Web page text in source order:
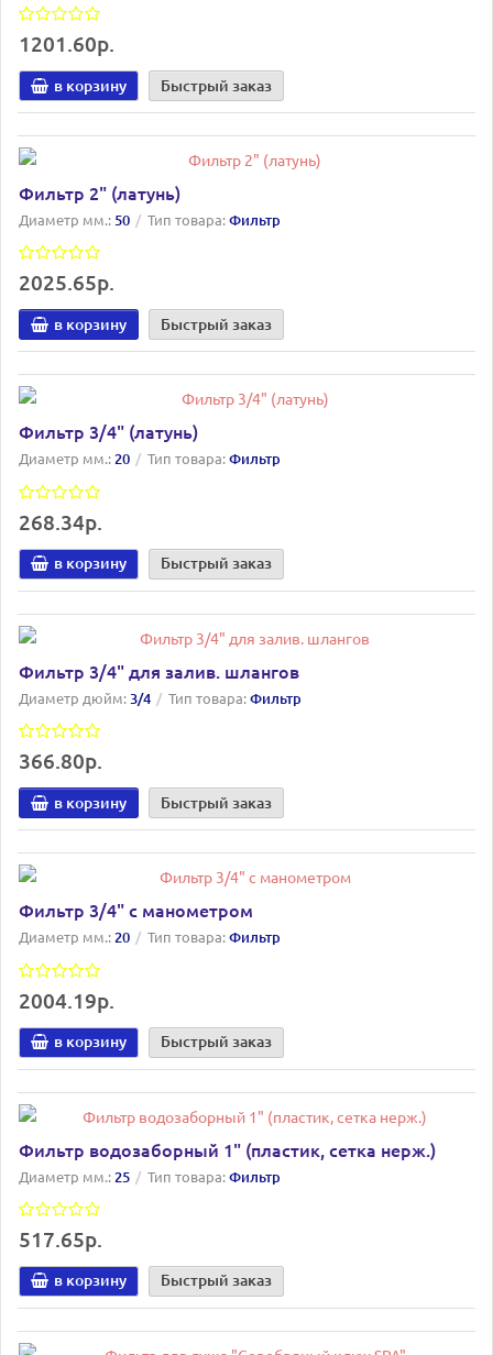
1201.60р.
в корзину Быстрый заказ
Фильтр 2" (латунь)
Диаметр мм.:50 Тип товара:Фильтр
2025.65р.
в корзину Быстрый заказ
Фильтр 3/4" (латунь)
Диаметр мм.:20 Тип товара:Фильтр
268.34р.
в корзину Быстрый заказ
Фильтр 3/4" для залив. шлангов
Диаметр дюйм:3/4 Тип товара:Фильтр
366.80р.
в корзину Быстрый заказ
Фильтр 3/4" с манометром
Диаметр мм.:20 Тип товара:Фильтр
2004.19р.
в корзину Быстрый заказ
Фильтр водозаборный 1" (пластик, сетка нерж.)
Диаметр мм.: 25 Тип товара:Фильтр
517.65р.
в корзину Быстрый заказ